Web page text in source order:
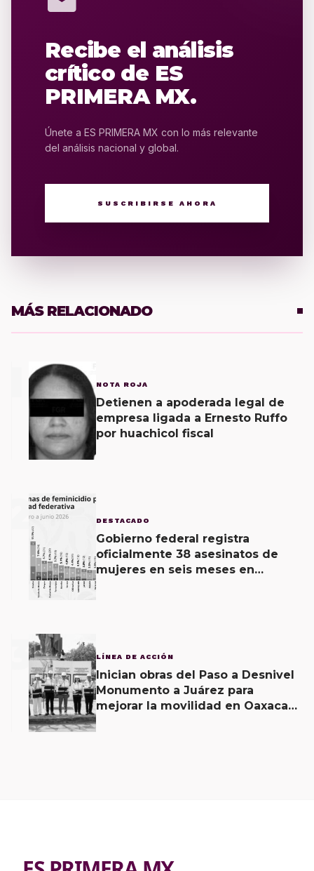
Recibe el análisis
crítico de ES
PRIMERA MX.
Únete a ES PRIMERA MX con lo más relevante
del análisis nacional y global.
SUSCRIBIRSE AHORA
MÁS RELACIONADO
NOTA ROJA
Detienen a apoderada legal de
empresa ligada a Ernesto Ruffo
por huachicol fiscal
2 DESTACADO
Gobierno federal registra
oficialmente 38 asesinatos de
mujeres en seis meses en
3 LÍNEA DE ACCIÓN
Inician obras del Paso a Desnivel
Monumento a Juárez para
mejorar la movilidad en Oaxaca